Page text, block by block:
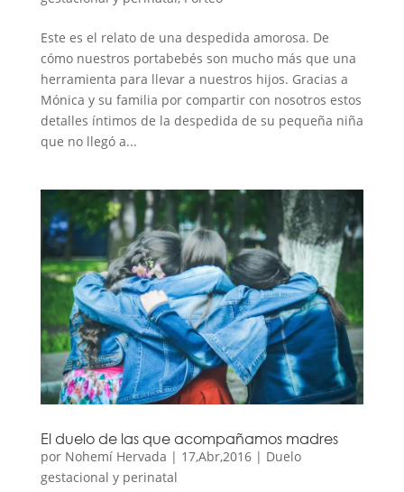
Este es el relato de una despedida amorosa. De
cómo nuestros portabebés son mucho más que una
herramienta para llevar a nuestros hijos. Gracias a
Mónica y su familia por compartir con nosotros estos
detalles íntimos de la despedida de su pequeña niña
que no llegó a...
El duelo de las que acompañamos madres
por Nohemí Hervada | 17,Abr,2016| Duelo
gestacional y perinatal